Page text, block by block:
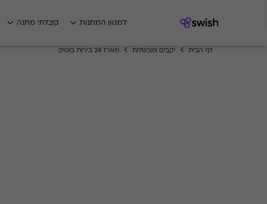
למגוון המתנות קיבלתי מתנה
דף הבית יקבים ומבשלות מארז 24 בירות בוטיק